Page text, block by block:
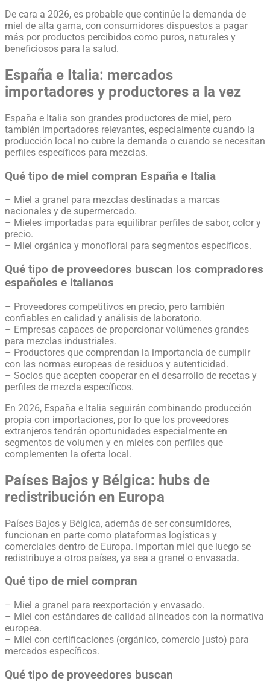
De cara a 2026, es probable que continúe la demanda de
miel de alta gama, con consumidores dispuestos a pagar
más por productos percibidos como puros, naturales y
beneficiosos para la salud.
España e Italia: mercados
importadores y productores a la vez
España e Italia son grandes productores de miel, pero
también importadores relevantes, especialmente cuando la
producción local no cubre la demanda o cuando se necesitan
perfiles específicos para mezclas.
Qué tipo de miel compran España e Italia
– Miel a granel para mezclas destinadas a marcas
nacionales y de supermercado.
– Mieles importadas para equilibrar perfiles de sabor, color y
precio.
– Miel orgánica y monofloral para segmentos específicos.
Qué tipo de proveedores buscan los compradores
españoles e italianos
– Proveedores competitivos en precio, pero también
confiables en calidad y análisis de laboratorio.
– Empresas capaces de proporcionar volúmenes grandes
para mezclas industriales.
– Productores que comprendan la importancia de cumplir
con las normas europeas de residuos y autenticidad.
– Socios que acepten cooperar en el desarrollo de recetas y
perfiles de mezcla específicos.
En 2026, España e Italia seguirán combinando producción
propia con importaciones, por lo que los proveedores
extranjeros tendrán oportunidades especialmente en
segmentos de volumen y en mieles con perfiles que
complementen la oferta local.
Países Bajos y Bélgica: hubs de
redistribución en Europa
Países Bajos y Bélgica, además de ser consumidores,
funcionan en parte como plataformas logísticas y
comerciales dentro de Europa. Importan miel que luego se
redistribuye a otros países, ya sea a granel o envasada.
Qué tipo de miel compran
– Miel a granel para reexportación y envasado.
– Miel con estándares de calidad alineados con la normativa
europea.
– Miel con certificaciones (orgánico, comercio justo) para
mercados específicos.
Qué tipo de proveedores buscan